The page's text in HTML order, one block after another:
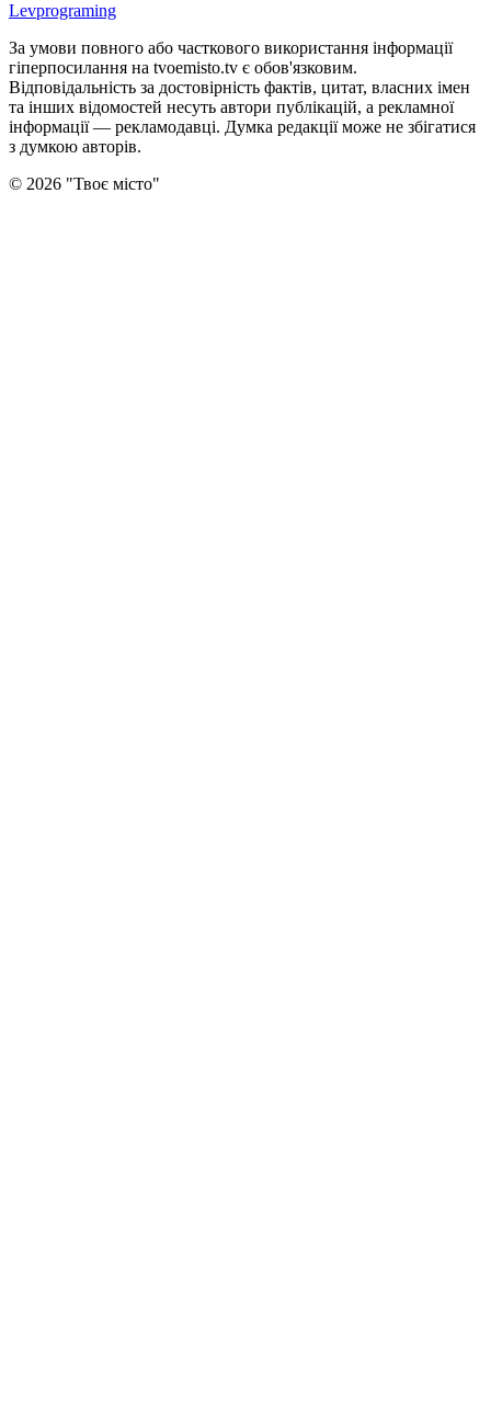
Levprograming
За умови повного або часткового використання iнформацiї
гіперпосилання на tvoemisto.tv є обов'язковим.
Відповідальність за достовірність фактів, цитат, власних імен
та інших відомостей несуть автори публікацій, а рекламної
інформації — рекламодавці. Думка редакцiї може не збiгатися
з думкою авторiв.
© 2026 "Твоє місто"